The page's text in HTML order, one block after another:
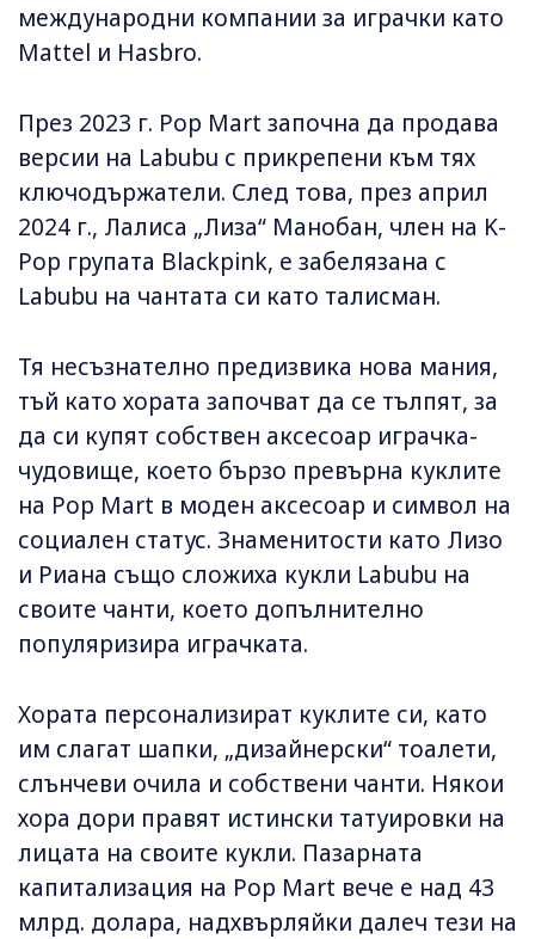
международни компании за играчки като
Mattel и Hasbro.
През 2023 г. Pop Mart започна да продава
версии на Labubu с прикрепени към тях
ключодържатели. След това, през април
2024 г., Лалиса „Лиза“ Манобан, член на K-
Pop групата Blackpink, е забелязана с
Labubu на чантата си като талисман.
Тя несъзнателно предизвика нова мания,
тъй като хората започват да се тълпят, за
да си купят собствен аксесоар играчка-
чудовище, което бързо превърна куклите
на Pop Mart в моден аксесоар и символ на
социален статус. Знаменитости като Лизо
и Риана също сложиха кукли Labubu на
своите чанти, което допълнително
популяризира играчката.
Хората персонализират куклите си, като
им слагат шапки, „дизайнерски“ тоалети,
слънчеви очила и собствени чанти. Някои
хора дори правят истински татуировки на
лицата на своите кукли. Пазарната
капитализация на Pop Mart вече е над 43
млрд. долара, надхвърляйки далеч тези на